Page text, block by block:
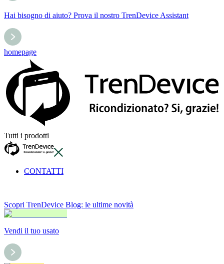
Hai bisogno di aiuto? Prova il nostro TrenDevice Assistant
homepage
Tutti i prodotti
CONTATTI
Scopri TrenDevice Blog: le ultime novità
Vendi il tuo usato